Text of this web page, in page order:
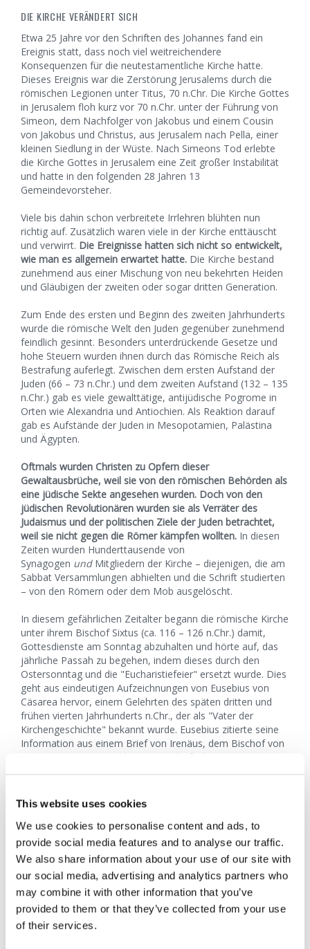
This website uses cookies
We use cookies to personalise content and ads, to
provide social media features and to analyse our traffic.
We also share information about your use of our site with
our social media, advertising and analytics partners who
may combine it with other information that you’ve
provided to them or that they’ve collected from your use
of their services.
DIE KIRCHE VERÄNDERT SICH
Etwa 25 Jahre vor den Schriften des Johannes fand ein
Ereignis statt, dass noch viel weitreichendere
Konsequenzen für die neutestamentliche Kirche hatte.
Dieses Ereignis war die Zerstörung Jerusalems durch die
römischen Legionen unter Titus, 70 n.Chr. Die Kirche Gottes
in Jerusalem floh kurz vor 70 n.Chr. unter der Führung von
Simeon, dem Nachfolger von Jakobus und einem Cousin
von Jakobus und Christus, aus Jerusalem nach Pella, einer
kleinen Siedlung in der Wüste. Nach Simeons Tod erlebte
die Kirche Gottes in Jerusalem eine Zeit großer Instabilität
und hatte in den folgenden 28 Jahren 13
Gemeindevorsteher.
Viele bis dahin schon verbreitete Irrlehren blühten nun
richtig auf. Zusätzlich waren viele in der Kirche enttäuscht
und verwirrt. Die Ereignisse hatten sich nicht so entwickelt,
wie man es allgemein erwartet hatte. Die Kirche bestand
zunehmend aus einer Mischung von neu bekehrten Heiden
und Gläubigen der zweiten oder sogar dritten Generation.
Zum Ende des ersten und Beginn des zweiten Jahrhunderts
wurde die römische Welt den Juden gegenüber zunehmend
feindlich gesinnt. Besonders unterdrückende Gesetze und
hohe Steuern wurden ihnen durch das Römische Reich als
Bestrafung auferlegt. Zwischen dem ersten Aufstand der
Juden (66 – 73 n.Chr.) und dem zweiten Aufstand (132 – 135
n.Chr.) gab es viele gewalttätige, antijüdische Pogrome in
Orten wie Alexandria und Antiochien. Als Reaktion darauf
gab es Aufstände der Juden in Mesopotamien, Palästina
und Ägypten.
Oftmals wurden Christen zu Opfern dieser
Gewaltausbrüche, weil sie von den römischen Behörden als
eine jüdische Sekte angesehen wurden. Doch von den
jüdischen Revolutionären wurden sie als Verräter des
Judaismus und der politischen Ziele der Juden betrachtet,
weil sie nicht gegen die Römer kämpfen wollten. In diesen
Zeiten wurden Hunderttausende von
Synagogen und Mitgliedern der Kirche – diejenigen, die am
Sabbat Versammlungen abhielten und die Schrift studierten
– von den Römern oder dem Mob ausgelöscht.
In diesem gefährlichen Zeitalter begann die römische Kirche
unter ihrem Bischof Sixtus (ca. 116 – 126 n.Chr.) damit,
Gottesdienste am Sonntag abzuhalten und hörte auf, das
jährliche Passah zu begehen, indem dieses durch den
Ostersonntag und die "Eucharistiefeier" ersetzt wurde. Dies
geht aus eindeutigen Aufzeichnungen von Eusebius von
Cäsarea hervor, einem Gelehrten des späten dritten und
frühen vierten Jahrhunderts n.Chr., der als "Vater der
Kirchengeschichte" bekannt wurde. Eusebius zitierte seine
Information aus einem Brief von Irenäus, dem Bischof von
Lyon (ca. 130 – 202 n.Chr.), an Bischof Viktor von Rom. In
breite Übereinstimmung in der Meinung der Gelehrten, dass
Rom tatsächlich der Geburtsort des Ostersonntags ist.
Manche bezeichnen es sogar zu Recht als ‚römisches
Ostern'" (Seite 201). Was allerdings denen verborgen bleibt,
die keine romanischen Sprachen kennen, ist die Tatsache,
dass die Römer nicht den Namen "Ostern" für ihren neuen
Feiertag benutzten, sondern dass sie es weiterhin mit dem
lateinischen Wort für Passah bezeichneten,paschalis
Diese offizielle Abkehr vom Gesetz Gottes war die